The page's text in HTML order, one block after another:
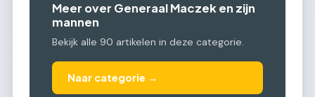
Meer over Generaal Maczek en zijn
mannen
Bekijk alle 90 artikelen in deze categorie.
Naar categorie →